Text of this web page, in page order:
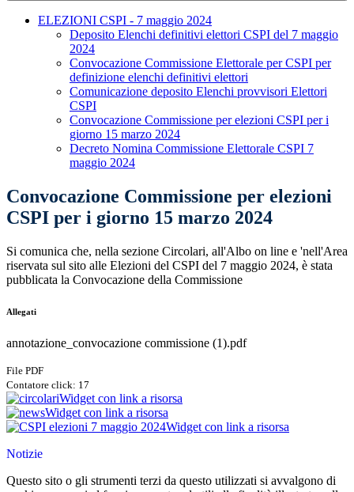
ELEZIONI CSPI - 7 maggio 2024
Deposito Elenchi definitivi elettori CSPI del 7 maggio
2024
Convocazione Commissione Elettorale per CSPI per
definizione elenchi definitivi elettori
Comunicazione deposito Elenchi provvisori Elettori
CSPI
Convocazione Commissione per elezioni CSPI per i
giorno 15 marzo 2024
Decreto Nomina Commissione Elettorale CSPI 7
maggio 2024
Convocazione Commissione per elezioni
CSPI per i giorno 15 marzo 2024
Si comunica che, nella sezione Circolari, all'Albo on line e 'nell'Area
riservata sul sito alle Elezioni del CSPI del 7 maggio 2024, è stata
pubblicata la Convocazione della Commissione
Allegati
annotazione_convocazione commissione (1).pdf
File PDF
Contatore click: 17
Widget con link a risorsa
Widget con link a risorsa
Widget con link a risorsa
Notizie
Questo sito o gli strumenti terzi da questo utilizzati si avvalgono di